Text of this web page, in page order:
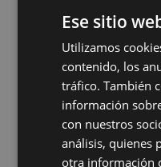
2. Ejercicio
El ejercicio es la
ayuda a reducir el
capacidad del tejido
Especialmente
Ese sitio
Utilizamos
contenido, los
tráfico. También
información
con nuestros
análisis, quienes
otra información